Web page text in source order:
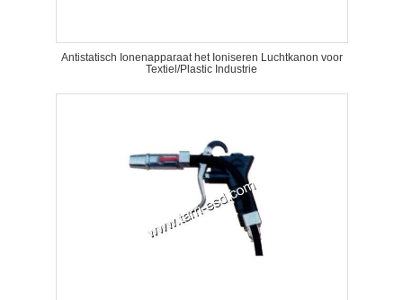
Antistatisch Ionenapparaat het Ioniseren Luchtkanon voor
Textiel/Plastic Industrie